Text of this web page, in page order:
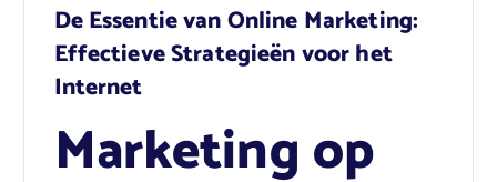
De Essentie van Online Marketing:
Effectieve Strategieën voor het
Internet
Marketing op